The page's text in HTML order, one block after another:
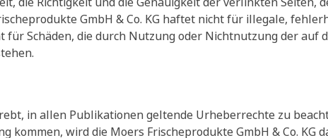
GmbH & Co. KG haftet nicht für illegale,
Schäden, die durch Nutzung oder Nichtnutzung der auf
in allen Publikationen geltende Urheberrechte zu
wird die Moers Frischeprodukte GmbH & Co. KG